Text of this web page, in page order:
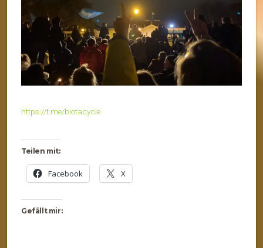
https://t.me/biotacycle
Teilen mit:
Facebook X
Gefällt mir: